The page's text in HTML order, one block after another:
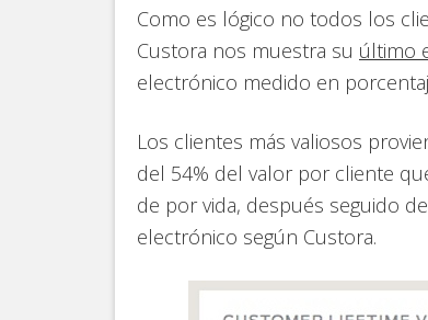
Como es lógico no todos los
Custora nos muestra su último
electrónico medido en
Los clientes más valiosos
del 54% del valor por cliente
de por vida, después seguido
electrónico según Custora.